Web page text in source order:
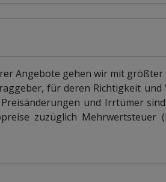
Angebote gehen wir mit
für deren Richtigkeit
und Irrtümer
zuzüglich Mehrwertsteuer